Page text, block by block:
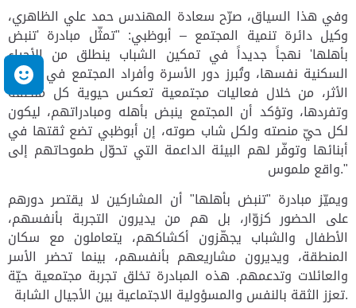
وفي هذا السياق، صرّح سعادة المهندس حمد علي الظاهري،
وكيل دائرة تنمية المجتمع – أبوظبي: "تمثّل مبادرة 'تنبض
بأهلها' نهجاً جديداً في تمكين الشباب ينطلق من الأحياء
السكنية نفسها، وتُبرز دور الأسرة وأفراد المجتمع في صناعة
الأثر، من خلال فعاليات مجتمعية تعكس حيوية كل منطقة
وتفردها، وتؤكد أن المجتمع ينبض بأهله ومبادراتهم، ليكون
لكل حيّ منصته ولكل شاب صوته، إن أبوظبي تضع ثقتها في
أبنائها وتوفّر لهم البيئة الداعمة التي تحوّل طموحاتهم إلى
واقع ملموس."
ويميّز مبادرة "تنبض بأهلها" أن المشاركين لا يقتصر دورهم
على الحضور كزوّار، بل هم من يديرون التجربة بأنفسهم،
الأطفال والشباب يجهّزون أكشاكهم، يتعاملون مع سكان
المنطقة، ويديرون مشاريعهم بأنفسهم، بينما تحضر الأسر
والعائلات وتدعمهم. هذه المبادرة تخلق تجربة مجتمعية حيّة
تعزز الثقة بالنفس والمسؤولية الاجتماعية بين الأجيال الشابة.